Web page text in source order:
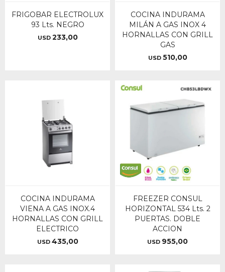
FRIGOBAR ELECTROLUX
93 Lts. NEGRO
USD 233,00
COCINA INDURAMA
MILÁN A GAS INOX 4
HORNALLAS CON GRILL
GAS
USD 510,00
COCINA INDURAMA
VIENA A GAS INOX.4
HORNALLAS CON GRILL
ELECTRICO
USD 435,00
FREEZER CONSUL
HORIZONTAL 534 Lts. 2
PUERTAS. DOBLE
ACCION
USD 955,00